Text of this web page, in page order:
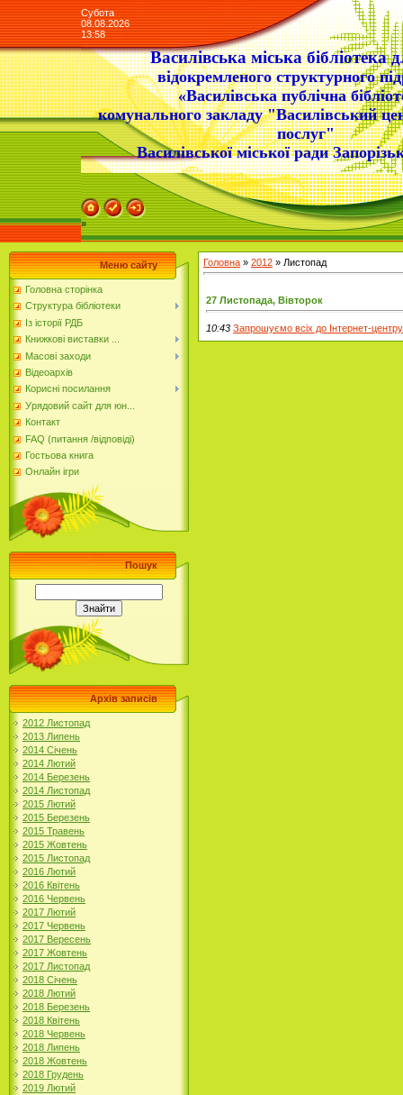
Субота
08.08.2026
13:58
Василівська міська бібліотека
відокремленого структурного
«Василівська публічна
комунального закладу "Василівський
послуг"
Василівської міської ради
»
Меню сайту
Головна сторінка
Структура бібліотеки
Із історії РДБ
Книжкові виставки ...
Масові заходи
Відеоархів
Корисні посилання
Урядовий сайт для юн...
Контакт
FAQ (питання /відповіді)
Гостьова книга
Онлайн ігри
Пошук
Архів записів
2012 Листопад
2013 Липень
2014 Січень
2014 Лютий
2014 Березень
2014 Листопад
2015 Лютий
2015 Березень
2015 Травень
2015 Жовтень
2015 Листопад
2016 Лютий
2016 Квітень
2016 Червень
2017 Лютий
2017 Червень
2017 Вересень
2017 Жовтень
2017 Листопад
2018 Січень
2018 Лютий
2018 Березень
2018 Квітень
2018 Червень
2018 Липень
2018 Жовтень
2018 Грудень
2019 Лютий
Головна » 2012 » Листопад
27 Листопада, Вівторок
10:43 Запрошуємо всіх до Інтернет-центру